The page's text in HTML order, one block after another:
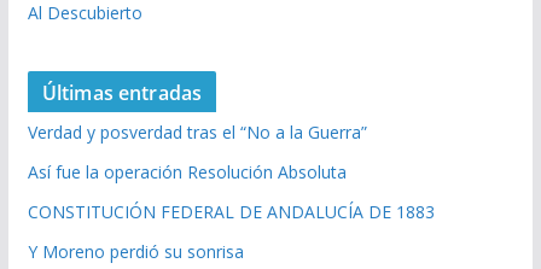
Al Descubierto
Últimas entradas
Verdad y posverdad tras el “No a la Guerra”
Así fue la operación Resolución Absoluta
CONSTITUCIÓN FEDERAL DE ANDALUCÍA DE 1883
Y Moreno perdió su sonrisa